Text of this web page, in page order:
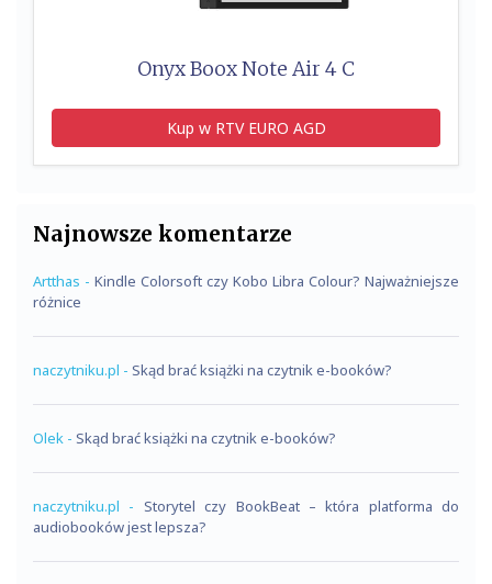
Onyx Boox Note Air 4 C
Kup w RTV EURO AGD
Najnowsze komentarze
Artthas - Kindle Colorsoft czy Kobo Libra Colour? Najważniejsze
różnice
naczytniku.pl - Skąd brać książki na czytnik e-booków?
Olek - Skąd brać książki na czytnik e-booków?
naczytniku.pl - Storytel czy BookBeat – która platforma do
audiobooków jest lepsza?